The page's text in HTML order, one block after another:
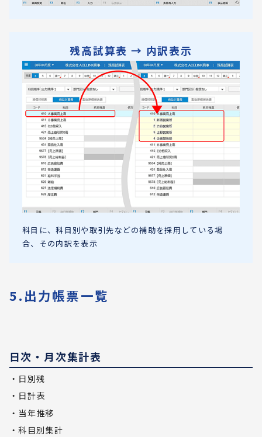
残高試算表 → 内訳表示
科目に、科目別や取引先などの補助を採用している場
合、その内訳を表示
5.出力帳票一覧
日次・月次集計表
・日別残
・日計表
・当年推移
・科目別集計